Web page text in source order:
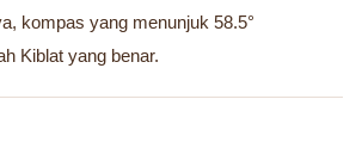
kompas yang menunjuk 58.5°
Kiblat yang benar.